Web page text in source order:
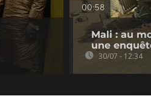
00:58
Mali : au
une
30/07 - 12:34